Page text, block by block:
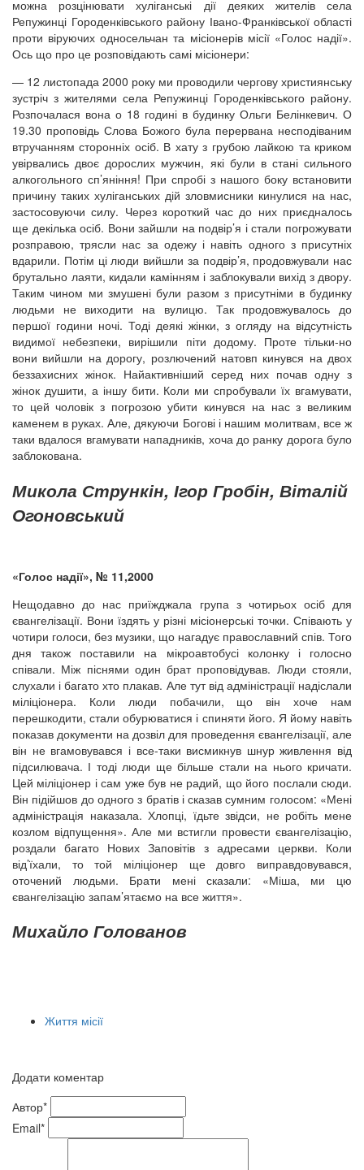
можна розцінювати хуліганські дії деяких жителів села
Репужинці Городенківського району Івано-Франківської області
проти віруючих односельчан та місіонерів місії «Голос надії».
Ось що про це розповідають самі місіонери:
— 12 листопада 2000 року ми проводили чергову християнську
зустріч з жителями села Репужинці Городенківського району.
Розпочалася вона о 18 годині в будинку Ольги Белінкевич. О
19.30 проповідь Слова Божого була перервана несподіваним
втручанням сторонніх осіб. В хату з грубою лайкою та криком
увірвались двоє дорослих мужчин, які були в стані сильного
алкогольного сп’яніння! При спробі з нашого боку встановити
причину таких хуліганських дій зловмисники кинулися на нас,
застосовуючи силу. Через короткий час до них приєдналось
ще декілька осіб. Вони зайшли на подвір’я і стали погрожувати
розправою, трясли нас за одежу і навіть одного з присутніх
вдарили. Потім ці люди вийшли за подвір’я, продовжували нас
брутально лаяти, кидали камінням і заблокували вихід з двору.
Таким чином ми змушені були разом з присутніми в будинку
людьми не виходити на вулицю. Так продовжувалось до
першої години ночі. Тоді деякі жінки, з огляду на відсутність
видимої небезпеки, вирішили піти додому. Проте тільки-но
вони вийшли на дорогу, розлючений натовп кинувся на двох
беззахисних жінок. Найактивніший серед них почав одну з
жінок душити, а іншу бити. Коли ми спробували їх вгамувати,
то цей чоловік з погрозою убити кинувся на нас з великим
каменем в руках. Але, дякуючи Богові і нашим молитвам, все ж
таки вдалося вгамувати нападників, хоча до ранку дорога було
заблокована.
Микола Стрункін, Ігор Гробін, Віталій
Огоновський
«Голос надії», № 11,2000
Нещодавно до нас приїжджала група з чотирьох осіб для
євангелізації. Вони їздять у різні місіонерські точки. Співають у
чотири голоси, без музики, що нагадує православний спів. Того
дня також поставили на мікроавтобусі колонку і голосно
співали. Між піснями один брат проповідував. Люди стояли,
слухали і багато хто плакав. Але тут від адміністрації надіслали
міліціонера. Коли люди побачили, що він хоче нам
перешкодити, стали обурюватися і спиняти його. Я йому навіть
показав документи на дозвіл для проведення євангелізації, але
він не вгамовувався і все-таки висмикнув шнур живлення від
підсилювача. І тоді люди ще більше стали на нього кричати.
Цей міліціонер і сам уже був не радий, що його послали сюди.
Він підійшов до одного з братів і сказав сумним голосом: «Мені
адміністрація наказала. Хлопці, їдьте звідси, не робіть мене
козлом відпущення». Але ми встигли провести євангелізацію,
роздали багато Нових Заповітів з адресами церкви. Коли
від’їхали, то той міліціонер ще довго виправдовувався,
оточений людьми. Брати мені сказали: «Міша, ми цю
євангелізацію запам’ятаємо на все життя».
Михайло Голованов
Життя місії
Додати коментар
Автор*
Email*